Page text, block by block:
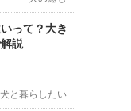
って？大き
説
犬と暮らしたい